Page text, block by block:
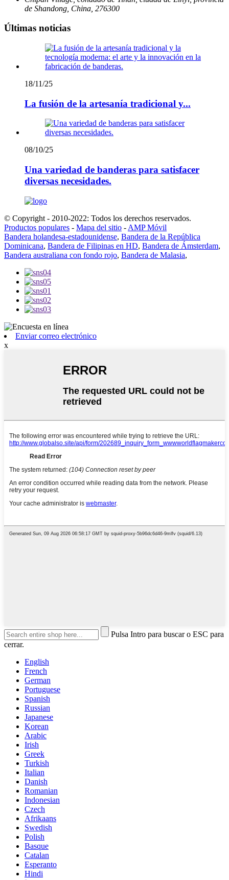
de Shandong, China, 276300
Últimas noticias
18/11/25
La fusión de la artesanía tradicional y...
08/10/25
Una variedad de banderas para satisfacer
diversas necesidades.
© Copyright - 2010-2022: Todos los derechos reservados.
Productos populares - Mapa del sitio - AMP Móvil
Bandera holandesa-estadounidense, Bandera de la República
Dominicana, Bandera de Filipinas en HD, Bandera de Ámsterdam,
Bandera australiana con fondo rojo, Bandera de Malasia,
Enviar correo electrónico
x
Pulsa Intro para buscar o ESC para
cerrar.
English
French
German
Portuguese
Spanish
Russian
Japanese
Korean
Arabic
Irish
Greek
Turkish
Italian
Danish
Romanian
Indonesian
Czech
Afrikaans
Swedish
Polish
Basque
Catalan
Esperanto
Hindi